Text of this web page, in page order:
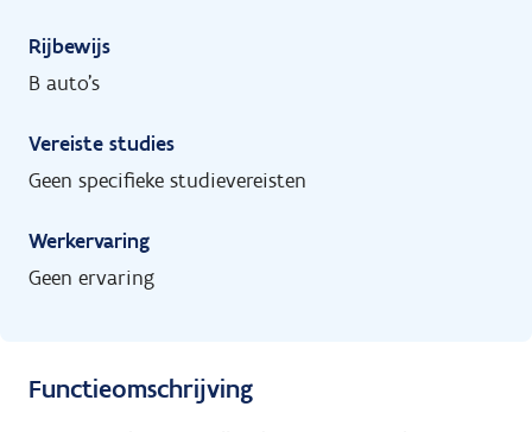
Rijbewijs
B auto's
Vereiste studies
Geen specifieke studievereisten
Werkervaring
Geen ervaring
Functieomschrijving